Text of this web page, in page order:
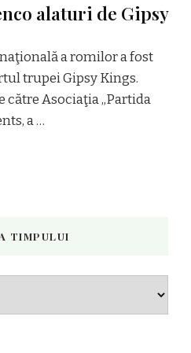
alaturi de Gipsy
a romilor a fost
trupei Gipsy Kings.
către Asociaţia „Partida
a …
TIMPULUI